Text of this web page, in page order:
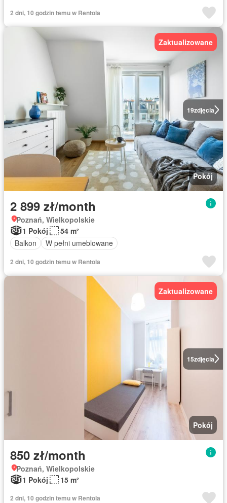
2 dni, 10 godzin temu w Rentola
19zdjęcia
Zaktualizowane
Pokój
2 899 zł/month
Poznań, Wielkopolskie
1 Pokój
54 m²
Balkon
W pełni umeblowane
2 dni, 10 godzin temu w Rentola
15zdjęcia
Zaktualizowane
Pokój
850 zł/month
Poznań, Wielkopolskie
1 Pokój
15 m²
2 dni, 10 godzin temu w Rentola